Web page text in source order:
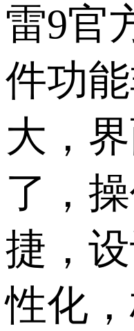
雷9官
件功
大，
了，
捷，
性化